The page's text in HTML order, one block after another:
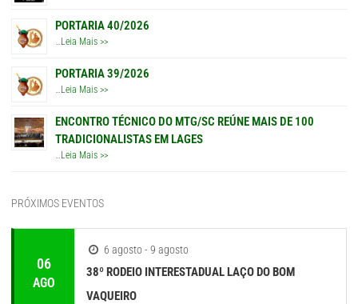
PORTARIA 40/2026
Leia Mais >>
PORTARIA 39/2026
…Leia Mais >>
ENCONTRO TÉCNICO DO MTG/SC REÚNE MAIS DE 100
TRADICIONALISTAS EM LAGES
…Leia Mais >>
PRÓXIMOS EVENTOS
06
AGO
6 agosto - 9 agosto
38º RODEIO INTERESTADUAL LAÇO DO BOM
VAQUEIRO